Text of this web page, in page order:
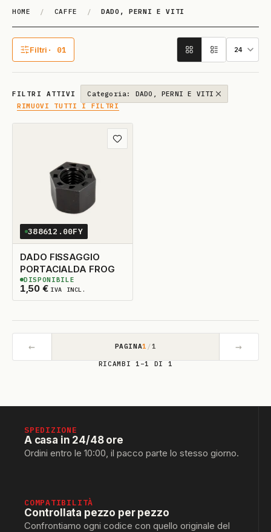
HOME / CAFFE / DADO, PERNI E VITI
DA­DO, PERNI E VI­TI
Filtri · 01
1 filtro attivo
FILTRI ATTIVI
Categoria: DADO, PERNI E VITI
RIMUOVI TUTTI I FILTRI
Aggiungi ai preferiti
388612.00FY
DADO FISSAGGIO
PORTACIALDA FROG
1,50 € IVA INCL.
4DISPONIBILI
DISPONIBILE
← PAGINA1 /1 →
RICAMBI 1–1 DI 1
SPEDIZIONE
A casa in 24/48 ore
Ordini entro le 10:00, il pacco parte lo stesso giorno.
COMPATIBILITÀ
Controllata pezzo per pezzo
Confrontiamo ogni codice con quello originale del